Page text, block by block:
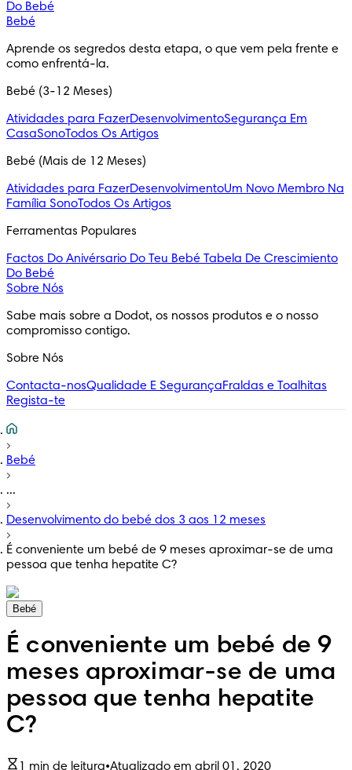
Do Bebé
Bebé
Aprende os segredos desta etapa, o que vem pela frente e
como enfrentá-la.
Bebé (3-12 Meses)
Atividades para FazerDesenvolvimentoSegurança Em
CasaSonoTodos Os Artigos
Bebé (Mais de 12 Meses)
Atividades para FazerDesenvolvimentoUm Novo Membro Na
Família SonoTodos Os Artigos
Ferramentas Populares
Factos Do Anivérsario Do Teu Bebé Tabela De Crescimiento
Do Bebé
Sobre Nós
Sabe mais sobre a Dodot, os nossos produtos e o nosso
compromisso contigo.
Sobre Nós
Contacta-nosQualidade E SegurançaFraldas e Toalhitas
Regista-te
Bebé
...
Desenvolvimento do bebé dos 3 aos 12 meses
É conveniente um bebé de 9 meses aproximar-se de uma
pessoa que tenha hepatite C?
Bebé
É conveniente um bebé de 9
meses aproximar-se de uma
pessoa que tenha hepatite
C?
1 min de leitura•Atualizado em abril 01, 2020